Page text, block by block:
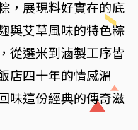
，展現料好實在的底
與艾草風味的特色粽
從選米到滷製工序皆
店四十年的情感溫
味這份經典的傳奇滋